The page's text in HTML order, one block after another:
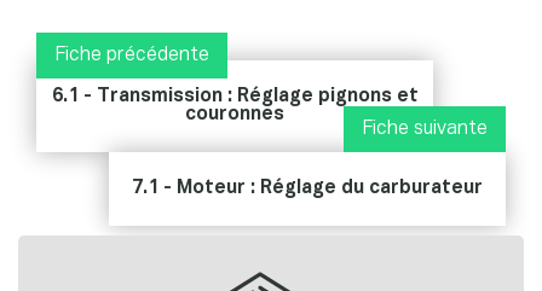
Fiche précédente
6.1 - Transmission : Réglage pignons et
couronnes
Fiche suivante
7.1 - Moteur : Réglage du carburateur